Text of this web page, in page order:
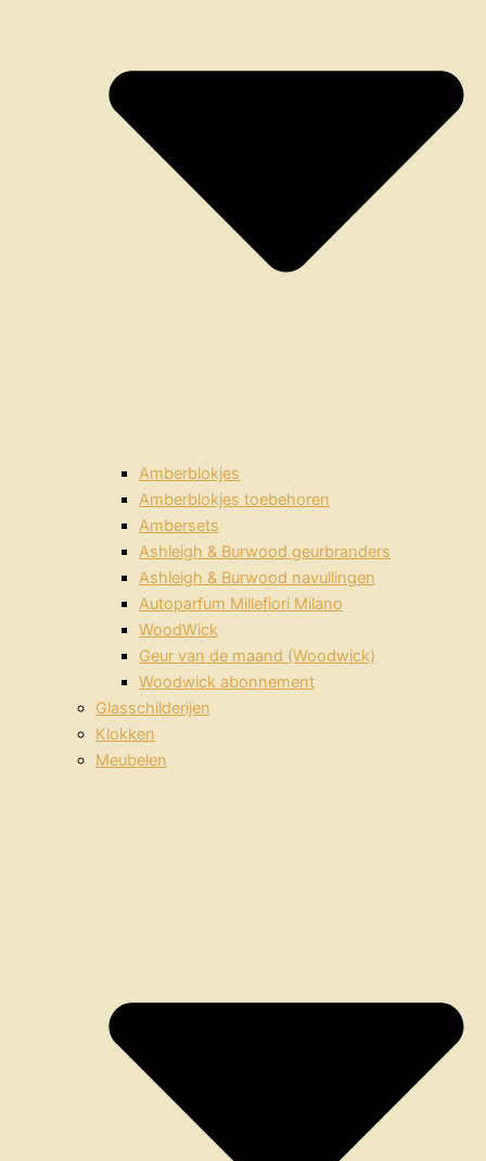
Amberblokjes
Amberblokjes toebehoren
Ambersets
Ashleigh & Burwood geurbranders
Ashleigh & Burwood navullingen
Autoparfum Millefiori Milano
WoodWick
Geur van de maand (Woodwick)
Woodwick abonnement
Glasschilderijen
Klokken
Meubelen